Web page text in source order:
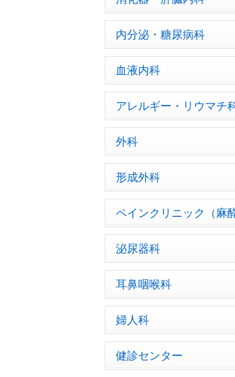
内分泌・糖尿病科
血液内科
アレルギー・リウマチ
外科
形成外科
ペインクリニック（麻
泌尿器科
耳鼻咽喉科
婦人科
健診センター